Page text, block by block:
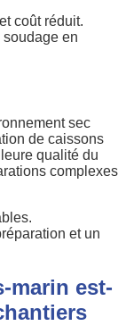
coût réduit.
en
sec
de caissons
qualité du
complexes
et un
marin est-